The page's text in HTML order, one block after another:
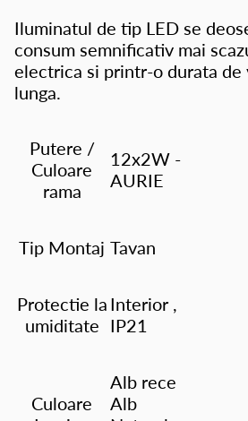
Iluminatul de tip LED se
consum semnificativ mai
electrica si printr-o durata de
lunga.
Putere /
Culoare
rama
12x2W -
AURIE
Tip Montaj Tavan
Protectie la
umiditate
Interior ,
IP21
Culoare
Alb rece
Alb